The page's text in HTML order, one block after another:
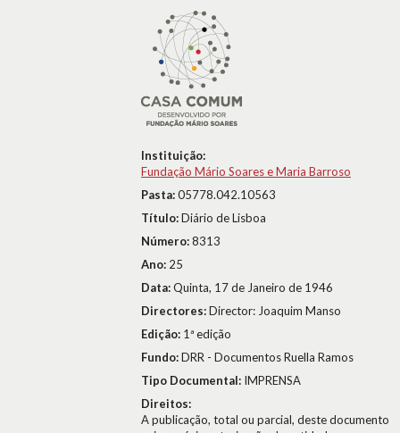
Instituição:
Fundação Mário Soares e Maria Barroso
Pasta:05778.042.10563
Título:Diário de Lisboa
Número:8313
Ano: 25
Data:Quinta, 17 de Janeiro de 1946
Directores:Director: Joaquim Manso
Edição: 1ª edição
Fundo:DRR - Documentos Ruella Ramos
Tipo Documental: IMPRENSA
Direitos:
A publicação, total ou parcial, deste documento